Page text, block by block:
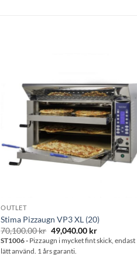
Lägg till i
önskelistan
OUTLET
Stima Pizzaugn VP3 XL (20)
70,100.00kr Det
ursprungliga
priset
var:
49,040.00 krDet
nuvarande
priset
ST1006 - Pizzaugn i mycket fint skick, endast
lätt använd. 1 års garanti.